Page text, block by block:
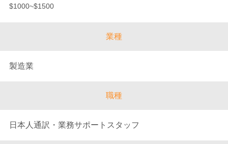
$1000~$1500
業種
製造業
職種
日本人通訳・業務サポートスタッフ